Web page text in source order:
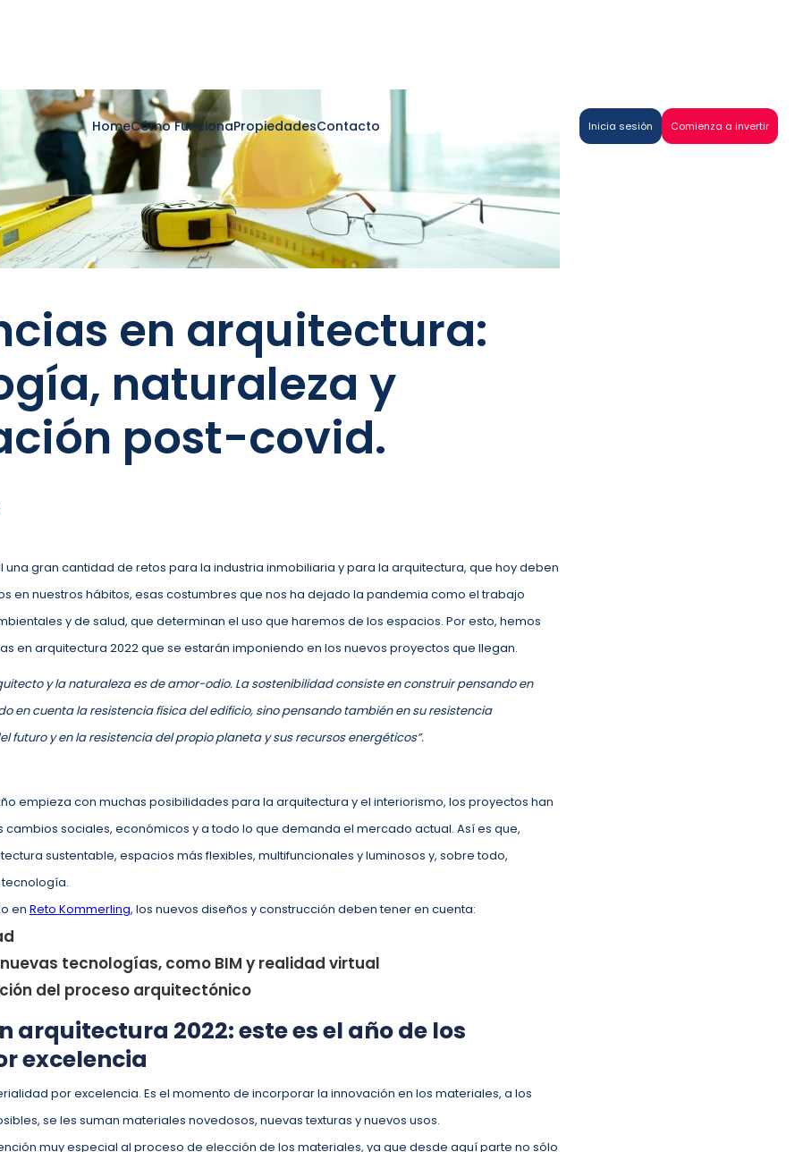
HomeCómo FuncionaPropiedadesContacto Inicia sesión Comienza a invertir
en arquitectura:
naturaleza y
post-covid.
una gran cantidad de retos para la industria inmobiliaria y para la arquitectura, que hoy deben
en nuestros hábitos, esas costumbres que nos ha dejado la pandemia como el trabajo
y de salud, que determinan el uso que haremos de los espacios. Por esto, hemos
en arquitectura 2022 que se estarán imponiendo en los nuevos proyectos que llegan.
y la naturaleza es de amor-odio. La sostenibilidad consiste en construir pensando en
en cuenta la resistencia física del edificio, sino pensando también en su resistencia
futuro y en la resistencia del propio planeta y sus recursos energéticos”.
empieza con muchas posibilidades para la arquitectura y el interiorismo, los proyectos han
sociales, económicos y a todo lo que demanda el mercado actual. Así es que,
sustentable, espacios más flexibles, multifuncionales y luminosos y, sobre todo,
en Reto Kommerling, los nuevos diseños y construcción deben tener en cuenta:
tecnologías, como BIM y realidad virtual
del proceso arquitectónico
arquitectura 2022: este es el año de los
excelencia
por excelencia. Es el momento de incorporar la innovación en los materiales, a los
se les suman materiales novedosos, nuevas texturas y nuevos usos.
muy especial al proceso de elección de los materiales, ya que desde aquí parte no sólo